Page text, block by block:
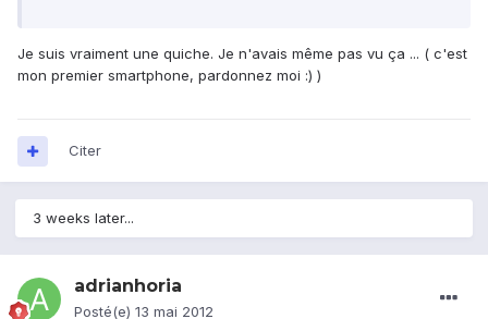
Je suis vraiment une quiche. Je n'avais même pas vu ça ... ( c'est
mon premier smartphone, pardonnez moi :) )
Citer
3 weeks later...
adrianhoria
Posté(e) 13 mai 2012